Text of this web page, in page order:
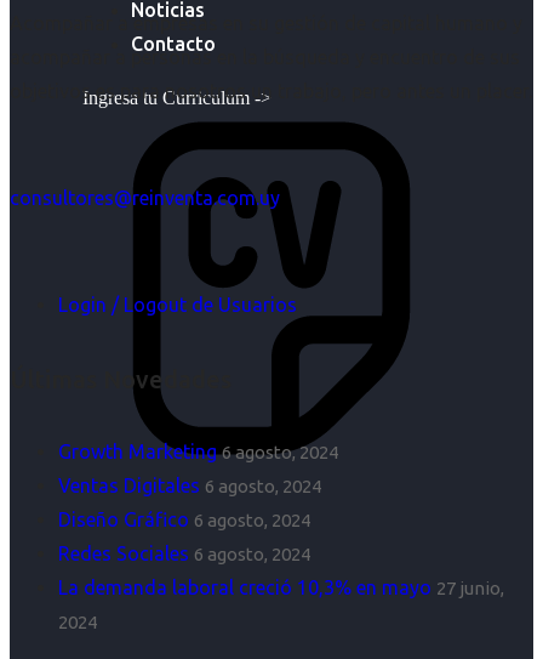
Noticias
Contacto
Ingresa tu Curriculum ->
Acompañar a empresas en su gestión de capital humano y
acompañar a personas en la búsqueda y encuentro de sus
objetivos es para nosotros un trabajo, pero antes un placer.
consultores@reinventa.com.uy
Login / Logout de Usuarios
Últimas Novedades
Growth Marketing 6 agosto, 2024
Ventas Digitales 6 agosto, 2024
Diseño Gráfico 6 agosto, 2024
Redes Sociales 6 agosto, 2024
La demanda laboral creció 10,3% en mayo 27 junio,
2024